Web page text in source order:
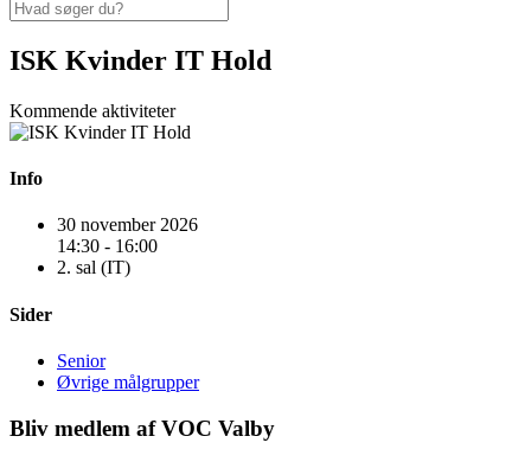
ISK Kvinder IT Hold
Kommende aktiviteter
Info
30 november 2026
14:30 - 16:00
2. sal (IT)
Sider
Senior
Øvrige målgrupper
Bliv medlem af VOC Valby